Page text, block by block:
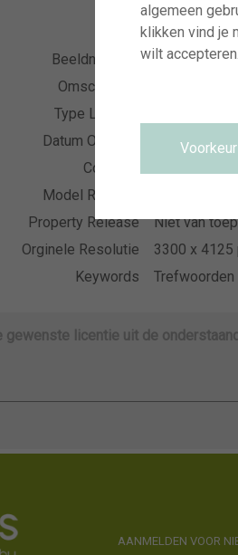
Beeldnummer
visi242632
Omschrijving
Type Licentie
Datum Opname
09.06.2026
Collectie
Model Release
Property Release
Niet van
Orginele Resolutie
3300 x 4125
Keywords
gewenste licentie uit de
AANMELDEN VOOR
algemeen
klikken vind je
wilt accepteren.